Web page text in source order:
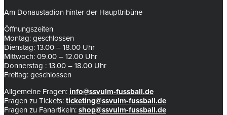
Am Donaustadion hinter der Haupttribüne
Öffnungszeiten
Montag: geschlossen
Dienstag: 13.00 – 18.00 Uhr
Mittwoch: 09.00 – 12.00 Uhr
Donnerstag : 13.00 – 18.00 Uhr
Freitag: geschlossen
Allgemeine Fragen: info@ssvulm-fussball.de
Fragen zu Tickets: ticketing@ssvulm-fussball.de
Fragen zu Fanartikeln: shop@ssvulm-fussball.de